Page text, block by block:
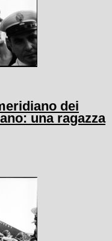
dei
una ragazza